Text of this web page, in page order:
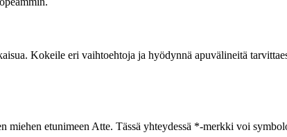
Kokeile eri vaihtoehtoja ja hyödynnä apuvälineitä
etunimeen Atte. Tässä yhteydessä *-merkki voi